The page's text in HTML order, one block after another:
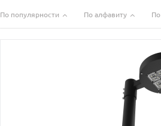
По популярности По алфавиту